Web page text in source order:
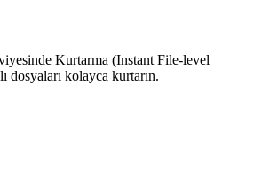
Kurtarma (Instant File-level
dosyaları kolayca kurtarın.